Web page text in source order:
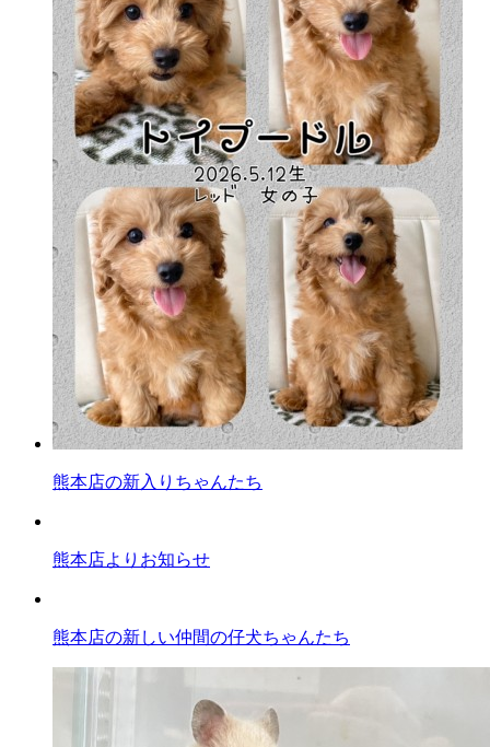
熊本店の新入りちゃんたち
熊本店よりお知らせ
熊本店の新しい仲間の仔犬ちゃんたち